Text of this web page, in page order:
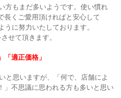
方もまだ多いようです。使い慣れ
長くご愛用頂ければと安心して
うに努力いたしております。
せて頂きます。
「適正価格」
と思いますが、「何で、店舗によ
」不思議に思われる方も多いと思い